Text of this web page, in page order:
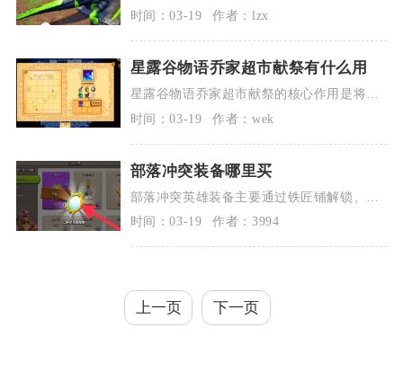
休息、饮食与道具加速回血，骨折需专属修
复手...
时间：03-19 作者：lzx
星露谷物语乔家超市献祭有什么用
星露谷物语乔家超市献祭的核心作用是将废
弃超市改造为电影院，解锁新社交场景与实
用奖...
时间：03-19 作者：wek
部落冲突装备哪里买
部落冲突英雄装备主要通过铁匠铺解锁、商
店/商人购买、活动与部落玩法获取，无法直
接...
时间：03-19 作者：3994
上一页 下一页